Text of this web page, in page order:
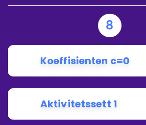
8
Koeffisienten c=0
Aktivitetssett 1